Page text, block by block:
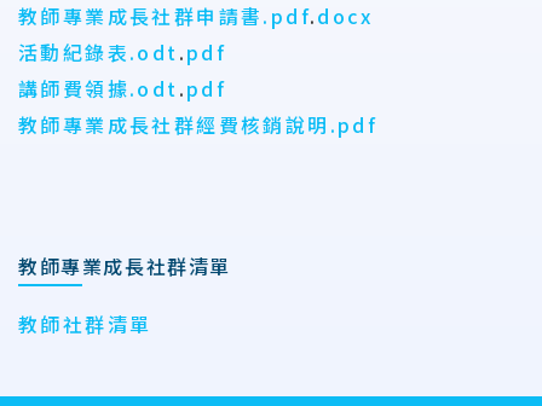
教師專業成長社群申請書.pdf.docx
活動紀錄表.odt.pdf
講師費領據.odt.pdf
教師專業成長社群經費核銷說明.pdf
教師專業成長社群清單
教師社群清單